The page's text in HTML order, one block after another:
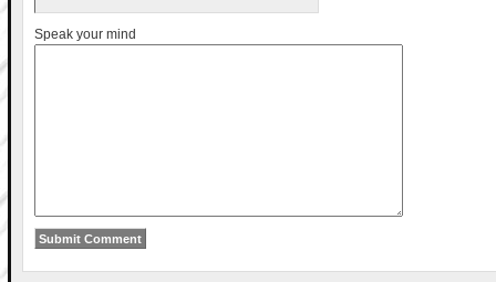
Speak your mind